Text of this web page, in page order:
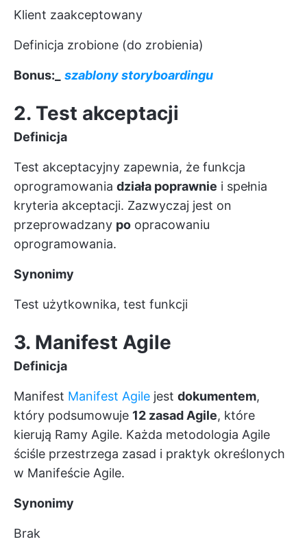
Klient zaakceptowany
Definicja zrobione (do zrobienia)
Bonus:_ szablony storyboardingu
2. Test akceptacji
Definicja
Test akceptacyjny zapewnia, że funkcja
oprogramowania działa poprawnie i spełnia
kryteria akceptacji. Zazwyczaj jest on
przeprowadzany po opracowaniu
oprogramowania.
Synonimy
Test użytkownika, test funkcji
3. Manifest Agile
Definicja
Manifest Manifest Agile jest dokumentem,
który podsumowuje 12 zasad Agile, które
kierują Ramy Agile. Każda metodologia Agile
ściśle przestrzega zasad i praktyk określonych
w Manifeście Agile.
Synonimy
Brak